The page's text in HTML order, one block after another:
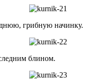
грибную начинку.
блином.